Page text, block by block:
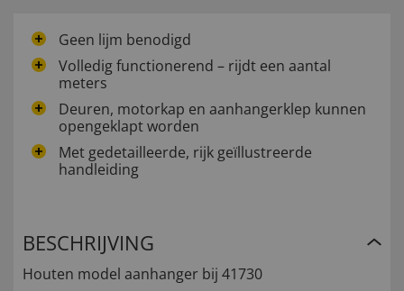
Geen lijm benodigd
Volledig functionerend – rijdt een aantal
meters
Deuren, motorkap en aanhangerklep kunnen
opengeklapt worden
Met gedetailleerde, rijk geïllustreerde
handleiding
BESCHRIJVING
Houten model aanhanger bij 41730